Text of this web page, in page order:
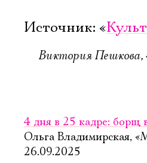
Источник: «
Виктория Пешкова,
4 дня в 25 кадре: борщ
Ольга Владимирская,
26.09.2025